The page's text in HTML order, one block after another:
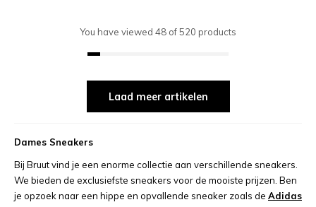
You have viewed 48 of520 products
Laad meer artikelen
Dames Sneakers
Bij Bruut vind je een enorme collectie aan verschillende sneakers.
We bieden de exclusiefste sneakers voor de mooiste prijzen. Ben
je opzoek naar een hippe en opvallende sneaker zoals de Adidas